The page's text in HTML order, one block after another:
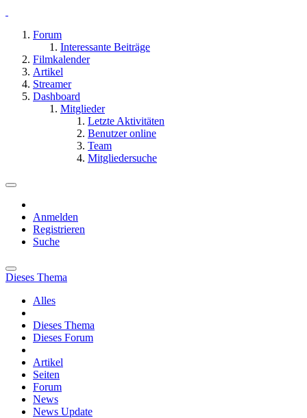
Forum
Interessante Beiträge
Filmkalender
Artikel
Streamer
Dashboard
Mitglieder
Letzte Aktivitäten
Benutzer online
Team
Mitgliedersuche
Anmelden
Registrieren
Suche
Dieses Thema
Alles
Dieses Thema
Dieses Forum
Artikel
Seiten
Forum
News
News Update